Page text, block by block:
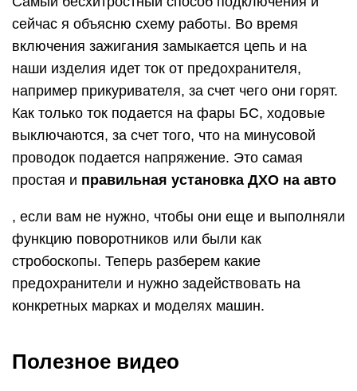
сейчас я объясню схему работы. Во время
включения зажигания замыкается цепь и на
наши изделия идет ток от предохранителя,
например прикуривателя, за счет чего они горят.
Как только ток подается на фары БС, ходовые
выключаются, за счет того, что на минусовой
проводок подается напряжение. Это самая
простая и правильная установка ДХО на авто
, если вам не нужно, чтобы они еще и выполняли
функцию поворотников или были как
стробоскопы. Теперь разберем какие
предохранители и нужно задействовать на
конкретных марках и моделях машин.
Полезное видео